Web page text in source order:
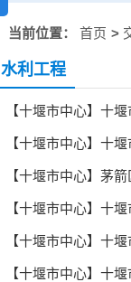
当前位置： 首页 >
水利工程